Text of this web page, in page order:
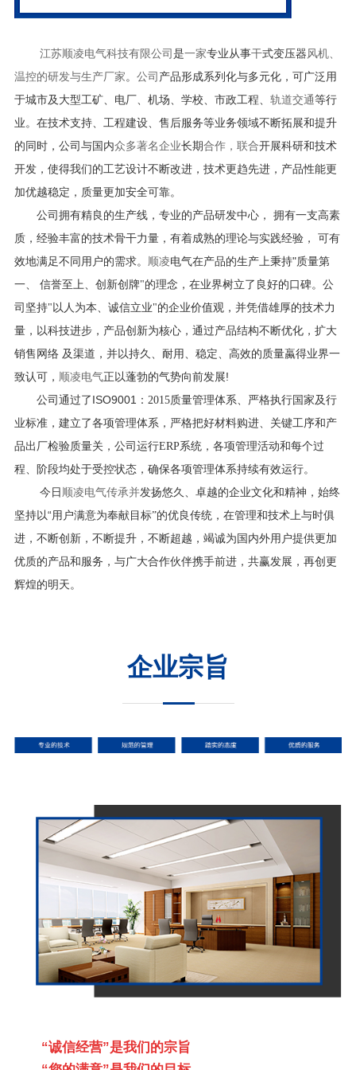
江苏顺凌电气科技有限公司 是一家专业从事干式变压器 风机、
温控的研发与生产厂家。 公司 产品形成系列化与多元化，可广泛用
于城市及大型工矿、电厂、机场、学校、市政工程、 轨道交通等行
业。在技术支持、工程建设、售后服务等业务领域不断拓展和提升
的同时，公司与国内众多著名企业长期合作，联合开展科研和技术
开发，使得我们的工艺设计不断改进，技术更趋先进，产品性能更
加优越稳定，质量更加安全可靠。
公司拥有精良的生产线，专业的产品研发中心，
拥有一支高素
质，经验丰富的技术骨干力量，有着成熟的理论与实践经验，
可有
效地满足不同用户的需求。 顺凌电气在产品的生产上秉持"质量第
一、 信誉至上、创新创牌"的理念，在业界树立了良好的口碑。公
司坚持" 以人为本、诚信立业"的企业价值观，并凭借雄厚的技术力
量，以科技进步，产品创新为核心，通过产品结构不断优化，扩大
销售网络 及渠道，并以持久、耐用、稳定、高效的质量蠃得业界一
致认可， 顺凌电气正以蓬勃的气势向前发展!
公司通过了 ISO9001 ： 2015质量管理体系、严格执行国家及行
业标准，建立了各项管理体系，严格把好材料购进、关键工序和产
品出厂检验质量关，公司运行ERP系统，各项管理活动和每个过
程、阶段均处于受控状态，确保各项管理体系持续有效运行。
今日 顺凌电气传承并发扬悠久、卓越的企业文化和精神，始终
坚持以“用户满意为奉献目标”的优良传统，在管理和技术上与时俱
进，不断创新，不断提升，不断超越，竭诚为国内外用户提供更加
优质的产品和服务，与广大合作伙伴携手前进，共赢发展，再创更
辉煌的明天。
企业宗旨
“诚信经营”是我们的宗旨